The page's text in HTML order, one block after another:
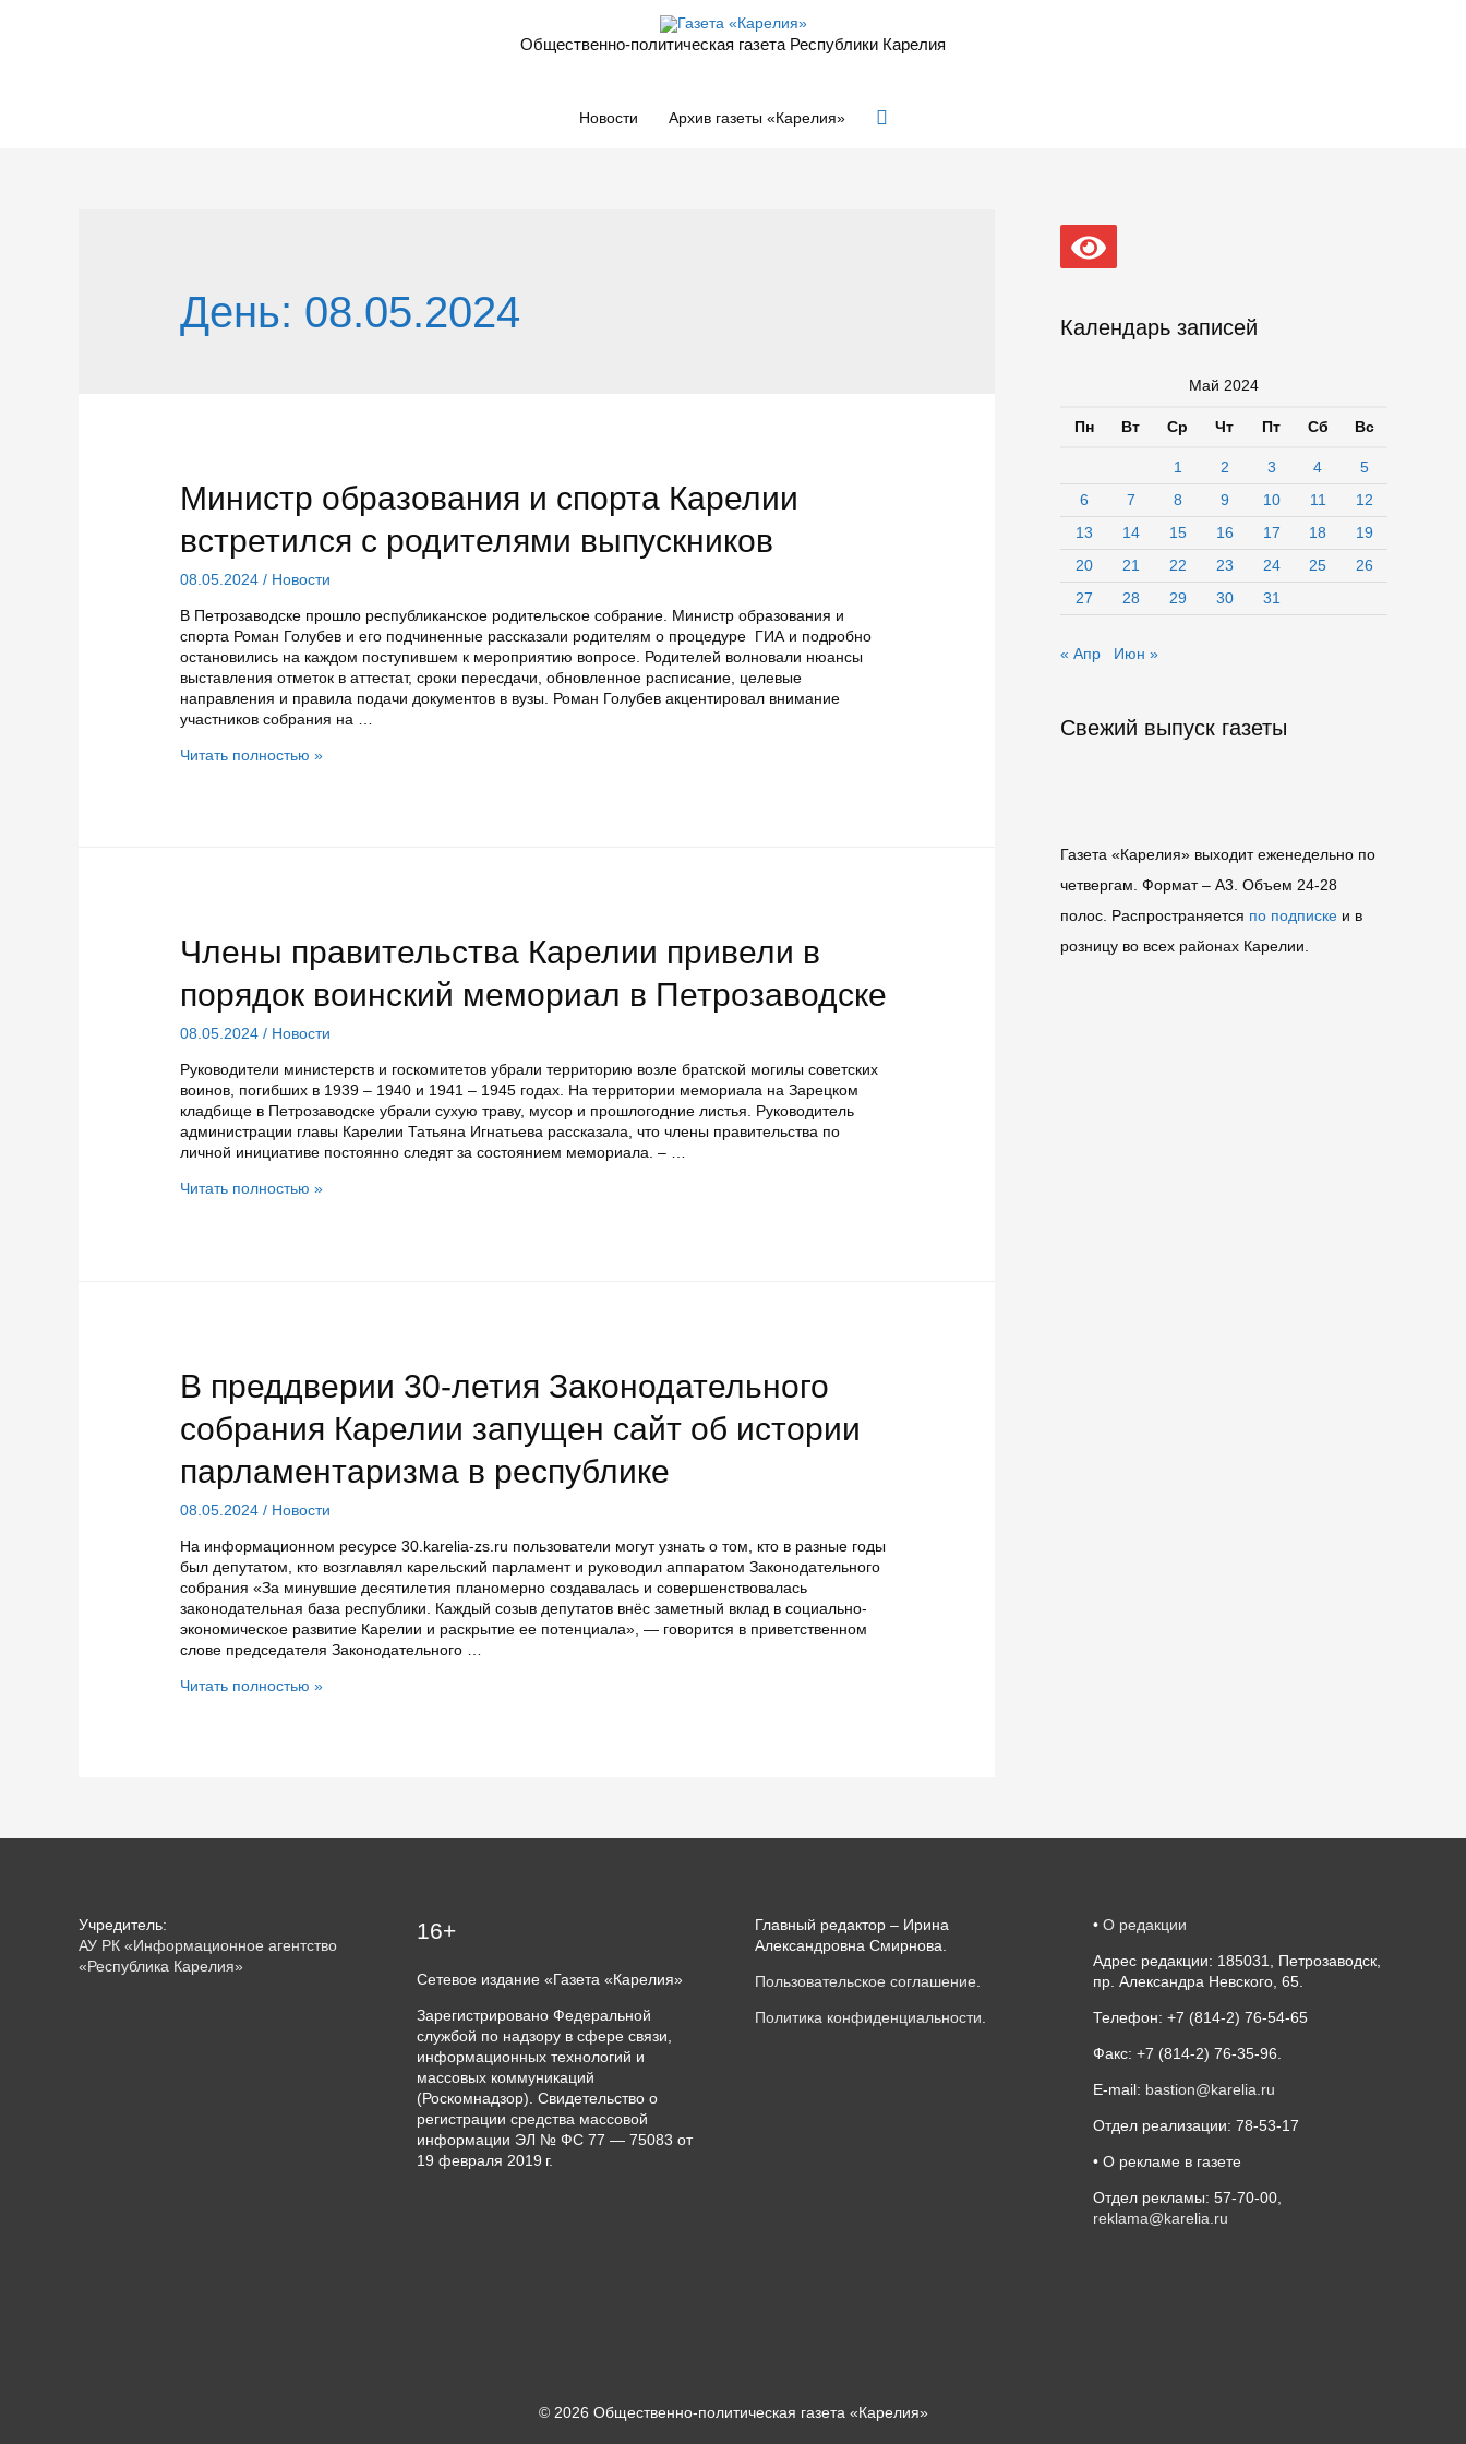
Общественно-политическая газета Республики Карелия
Новости Архив газеты «Карелия» Поиск
День: 08.05.2024
Министр образования и спорта Карелии
встретился с родителями выпускников
08.05.2024 / Новости
В Петрозаводске прошло республиканское родительское собрание. Министр образования и
спорта Роман Голубев и его подчиненные рассказали родителям о процедуре ГИА и подробно
остановились на каждом поступившем к мероприятию вопросе. Родителей волновали нюансы
выставления отметок в аттестат, сроки пересдачи, обновленное расписание, целевые
направления и правила подачи документов в вузы. Роман Голубев акцентировал внимание
участников собрания на …
Министр
Читать полностью »
Члены правительства Карелии привели в
порядок воинский мемориал в Петрозаводске
08.05.2024 / Новости
Руководители министерств и госкомитетов убрали территорию возле братской могилы советских
воинов, погибших в 1939 – 1940 и 1941 – 1945 годах. На территории мемориала на Зарецком
кладбище в Петрозаводске убрали сухую траву, мусор и прошлогодние листья. Руководитель
администрации главы Карелии Татьяна Игнатьева рассказала, что члены правительства по
личной инициативе постоянно следят за состоянием мемориала. – …
Члены
Петрозаводске
Читать полностью »
В преддверии 30-летия Законодательного
собрания Карелии запущен сайт об истории
парламентаризма в республике
08.05.2024 / Новости
На информационном ресурсе 30.karelia-zs.ru пользователи могут узнать о том, кто в разные годы
был депутатом, кто возглавлял карельский парламент и руководил аппаратом Законодательного
собрания «За минувшие десятилетия планомерно создавалась и совершенствовалась
законодательная база республики. Каждый созыв депутатов внёс заметный вклад в социально-
экономическое развитие Карелии и раскрытие ее потенциала», — говорится в приветственном
слове председателя Законодательного …
В
республике
Читать полностью »
Календарь записей
Май 2024
Пн Вт Ср Чт Пт Сб Вс
1 2 3 4
5
6
7 8 9 10 11
12
13
14 15 16 17 18
19
20
21 22 23 24 25
26
27
28 29 30 31
« Апр Июн »
Свежий выпуск газеты
Газета «Карелия» выходит еженедельно по
четвергам. Формат – A3. Объем 24-28
полос. Распространяется по подписке и в
розницу во всех районах Карелии.
Учредитель:
АУ РК «Информационное агентство
«Республика Карелия»
16+
Сетевое издание «Газета «Карелия»
Зарегистрировано Федеральной
службой по надзору в сфере связи,
информационных технологий и
массовых коммуникаций
(Роскомнадзор). Свидетельство о
регистрации средства массовой
информации ЭЛ № ФС 77 — 75083 от
19 февраля 2019 г.
Главный редактор – Ирина
Александровна Смирнова.
Пользовательское соглашение.
Политика конфиденциальности.
• О редакции
Адрес редакции: 185031, Петрозаводск,
пр. Александра Невского, 65.
Телефон: +7 (814-2) 76-54-65
Факс: +7 (814-2) 76-35-96.
E-mail: bastion@karelia.ru
Отдел реализации: 78-53-17
• О рекламе в газете
Отдел рекламы: 57-70-00,
reklama@karelia.ru
© 2026 Общественно-политическая газета «Карелия»